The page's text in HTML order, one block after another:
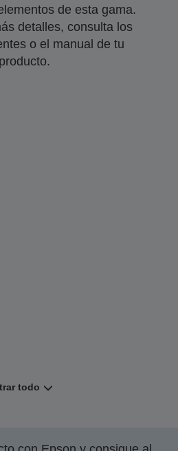
de esta gama.
detalles, consulta los
o el manual de tu
producto.
todo